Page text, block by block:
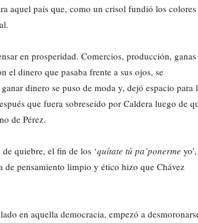
aquel país que, como un crisol fundió los colores
en prosperidad. Comercios, producción, ganas
el dinero que pasaba frente a sus ojos, se
dinero se puso de moda y, dejó espacio para
que fuera sobreseído por Caldera luego de
de Pérez.
quiebre, el fin de los ‘quítate tú pa’ponerme yo’,
pensamiento limpio y ético hizo que Chávez
en aquella democracia, empezó a